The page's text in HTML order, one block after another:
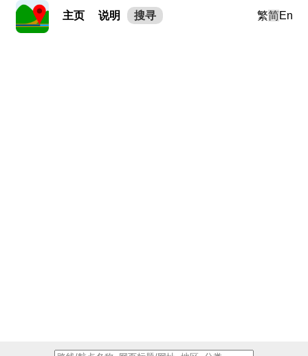
主页 说明 搜寻 繁简En